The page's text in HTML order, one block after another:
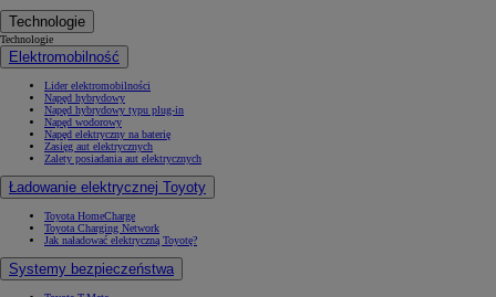
Technologie
Technologie
Elektromobilność
Lider elektromobilności
Napęd hybrydowy
Napęd hybrydowy typu plug-in
Napęd wodorowy
Napęd elektryczny na baterię
Zasięg aut elektrycznych
Zalety posiadania aut elektrycznych
Ładowanie elektrycznej Toyoty
Toyota HomeCharge
Toyota Charging Network
Jak naładować elektryczną Toyotę?
Systemy bezpieczeństwa